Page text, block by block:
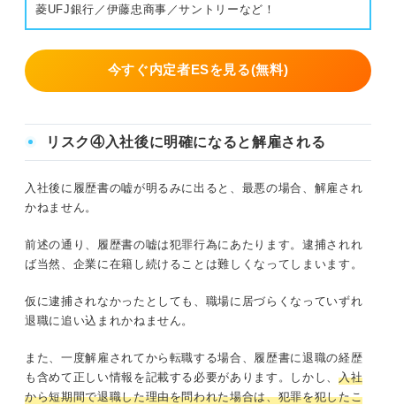
菱UFJ銀行／伊藤忠商事／サントリーなど！
今すぐ内定者ESを見る(無料)
リスク④入社後に明確になると解雇される
入社後に履歴書の嘘が明るみに出ると、最悪の場合、解雇され
かねません。
前述の通り、履歴書の嘘は犯罪行為にあたります。逮捕されれ
ば当然、企業に在籍し続けることは難しくなってしまいます。
仮に逮捕されなかったとしても、職場に居づらくなっていずれ
退職に追い込まれかねません。
また、一度解雇されてから転職する場合、履歴書に退職の経歴
も含めて正しい情報を記載する必要があります。しかし、 入社
から短期間で退職した理由を問われた場合は、犯罪を犯したこ